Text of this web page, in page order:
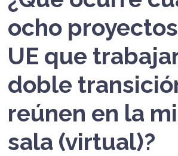
ocho
UE que
doble
reúnen en la
sala (virtual)?